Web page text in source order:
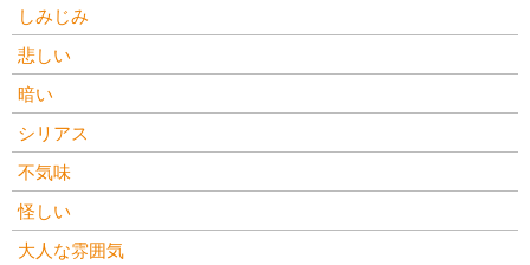
しみじみ
悲しい
暗い
シリアス
不気味
怪しい
大人な雰囲気